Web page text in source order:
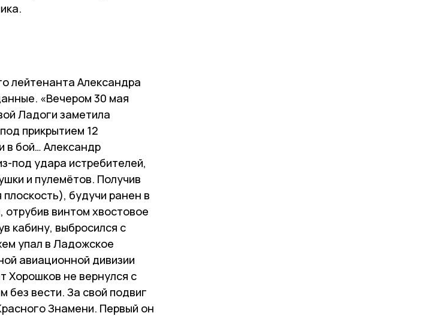
лейтенанта Александра
«Вечером 30 мая
Ладоги заметила
прикрытием 12
в бой… Александр
под удара истребителей,
и пулемётов. Получив
будучи ранен в
отрубив винтом хвостовое
кабину, выбросился с
упал в Ладожское
авиационной дивизии
Хорошков не вернулся с
без вести. За свой подвиг
Знамени. Первый он